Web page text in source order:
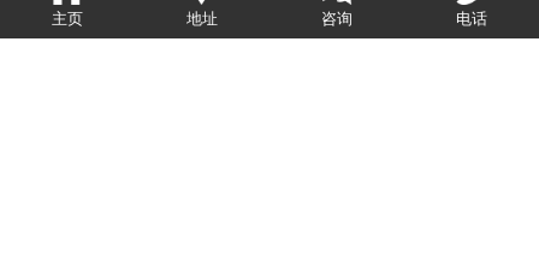
主页 地址 咨询 电话